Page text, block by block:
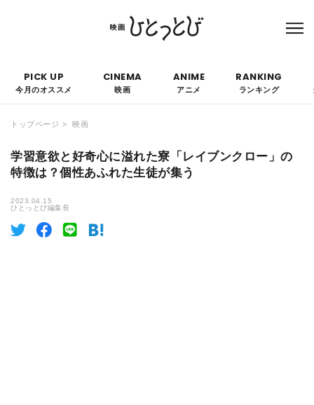
て優遇されることはありません。
PICK UP
今月のオススメ
CINEMA
映画
ANIME
アニメ
RANKING
ランキング
トップページ 映画
学習意欲と好奇心に溢れた寮「レイブンクロー」の
特徴は？個性あふれた生徒が集う
2023.04.15
ひとっとび編集長